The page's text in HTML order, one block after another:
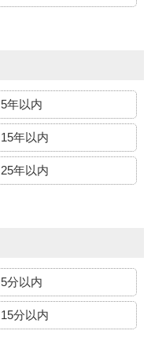
5年以内
15年以内
25年以内
5分以内
15分以内